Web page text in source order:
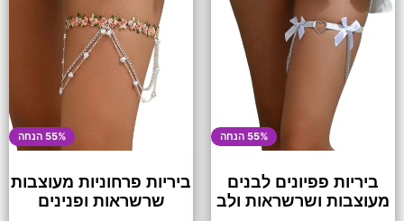
55% הנחה
ביריות פפיונים לבנים
מעוצבות ושרשראות ולב
55% הנחה
ביריות פרחוניות מעוצבות
שרשראות ופנינים